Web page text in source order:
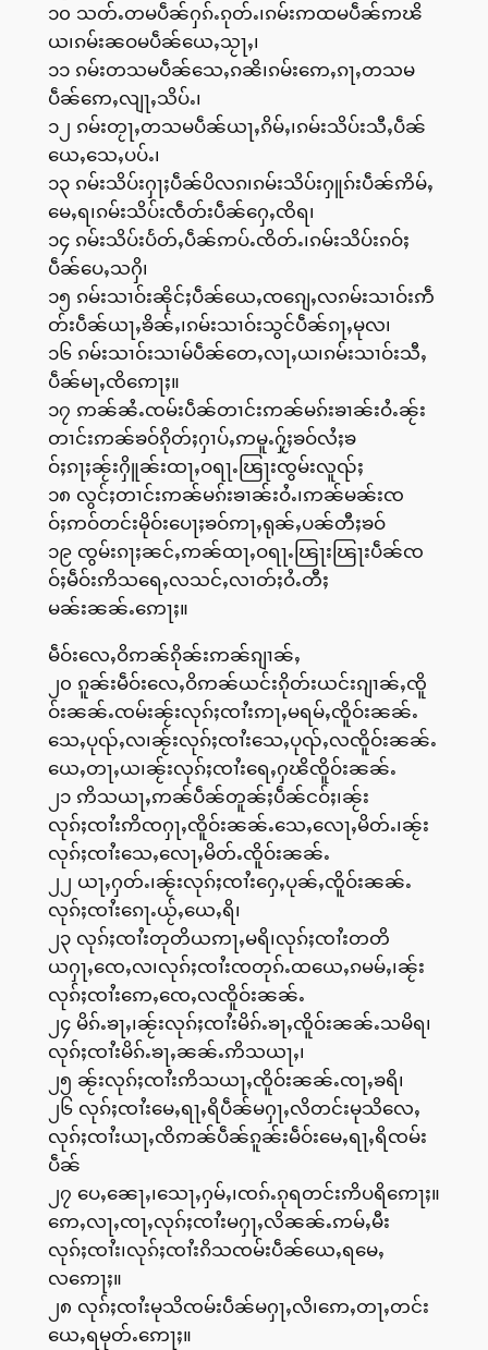
၁၀ သတ်ႉတမပဵၼ်ႁၵ်ႉၵုတ်ႉ၊ၵမ်းဢထမပဵၼ်ဢၽိ
ယ၊ၵမ်းၼဝမပဵၼ်ယေႇသႂႃႇ၊
၁၁ ၵမ်းတသမပဵၼ်သေႇၵၼိ၊ၵမ်းဢေႇၵႃႇတသမ
ပဵၼ်ဢေႇလျႃႇသိပ်ႉ၊
၁၂ ၵမ်းတႂႃႇတသမပဵၼ်ယႃႇၵိမ်ႇ၊ၵမ်းသိပ်းသီႇပဵၼ်
ယေႇသေႇပပ်ႉ၊
၁၃ ၵမ်းသိပ်းႁႃႈပဵၼ်ပိလၵ၊ၵမ်းသိပ်းႁူၵ်းပဵၼ်ဢိမ်ႇ
မေႇရ၊ၵမ်းသိပ်းၸဵတ်းပဵၼ်ႁေႇၸိရ၊
၁၄ ၵမ်းသိပ်းပႅတ်ႇပဵၼ်ဢပ်ႉၸိတ်ႉ၊ၵမ်းသိပ်းၵဝ်ႈ
ပဵၼ်ပေႇသႁိ၊
၁၅ ၵမ်းသၢဝ်းၼိုင်ႈပဵၼ်ယေႇၸၵျေႇလၵမ်းသၢဝ်းဢဵ
တ်းပဵၼ်ယႃႇၶိၼ်ႇ၊ၵမ်းသၢဝ်းသွင်ပဵၼ်ၵႃႇမုလ၊
၁၆ ၵမ်းသၢဝ်းသၢမ်ပဵၼ်တေႇလႃႇယ၊ၵမ်းသၢဝ်းသီႇ
ပဵၼ်မႃႇၸိဢေႃႈ။
၁၇ ဢၼ်ၼႆႉၸမ်းပဵၼ်တၢင်းဢၼ်မၵ်းၶၢၼ်းဝႆႉၼႂ်း
တၢင်းဢၼ်ၶဝ်ၵိုတ်ႈႁၢပ်ႇဢမူႉႁႂ်ႈၶဝ်လႆႈၶ
ဝ်ႈၵႃႈၼႂ်းႁိူၼ်းထႃႇဝရႃႉၽြႃးၸွမ်းလူၺ်ႈ
၁၈ လွင်ႈတၢင်းဢၼ်မၵ်းၶၢၼ်းဝႆႉ၊ဢၼ်မၼ်းၸ
ဝ်ႈဢဝ်တင်းမိုဝ်းပေႃႈၶဝ်ဢႃႇရုၼ်ႇပၼ်တီႈၶဝ်
၁၉ ၸွမ်းၵႃႈၼင်ႇဢၼ်ထႃႇဝရႃႉၽြႃးၽြႃးပဵၼ်ၸ
ဝ်ႈမဵဝ်းဢိသရေႇလသင်ႇလၢတ်ႈဝႆႉတီႈ
မၼ်းၼၼ်ႉဢေႃႈ။
မဵဝ်းလေႇဝိဢၼ်ၵိုၼ်းဢၼ်ၵျၢၼ်ႇ
၂၀ ၵူၼ်းမဵဝ်းလေႇဝိဢၼ်ယင်းၵိုတ်းယင်းၵျၢၼ်ႇၸိူ
ဝ်းၼၼ်ႉၸမ်းၼႂ်းလုၵ်ႈၸၢႆးဢႃႇမရမ်ႇၸိူဝ်းၼၼ်ႉ
သေႇပုၺ်ႇလ၊ၼႂ်းလုၵ်ႈၸၢႆးသေႇပုၺ်ႇလၸိူဝ်းၼၼ်ႉ
ယေႇတႃႇယ၊ၼႂ်းလုၵ်ႈၸၢႆးရေႇႁၽိၸိူဝ်းၼၼ်ႉ
၂၁ ဢိသယႃႇဢၼ်ပဵၼ်တူၼ်ႈပဵၼ်ငဝ်ႈ၊ၼႂ်း
လုၵ်ႈၸၢႆးဢိၸႁႃႇၸိူဝ်းၼၼ်ႉသေႇလေႃႇမိတ်ႉ၊ၼႂ်း
လုၵ်ႈၸၢႆးသေႇလေႃႇမိတ်ႉၸိူဝ်းၼၼ်ႉ
၂၂ ယႃႇႁတ်ႉ၊ၼႂ်းလုၵ်ႈၸၢႆးႁေႇပုၼ်ႇၸိူဝ်းၼၼ်ႉ
လုၵ်ႈၸၢႆးၵေႃႉယႂ်ႇယေႇရိ၊
၂၃ လုၵ်ႈၸၢႆးတုတိယဢႃႇမရိ၊လုၵ်ႈၸၢႆးတတိ
ယႁႃႇၸေႇလ၊လုၵ်ႈၸၢႆးၸတုၵ်ႉထယေႇၵမမ်ႇ၊ၼႂ်း
လုၵ်ႈၸၢႆးဢေႇၸေႇလၸိူဝ်းၼၼ်ႉ
၂၄ မိၵ်ႉၶႃႇ၊ၼႂ်းလုၵ်ႈၸၢႆးမိၵ်ႉၶႃႇၸိူဝ်းၼၼ်ႉသမိရ၊
လုၵ်ႈၸၢႆးမိၵ်ႉၶႃႇၼၼ်ႉဢိသယႃႇ၊
၂၅ ၼႂ်းလုၵ်ႈၸၢႆးဢိသယႃႇၸိူဝ်းၼၼ်ႉၸႃႇၶရိ၊
၂၆ လုၵ်ႈၸၢႆးမေႇရႃႇရိပဵၼ်မႁႃႇလိတင်းမုသိလေႇ
လုၵ်ႈၸၢႆးယႃႇၸိဢၼ်ပဵၼ်ၵူၼ်းမဵဝ်းမေႇရႃႇရိၸမ်း
ပဵၼ်
၂၇ ပေႇၼေႃႇ၊သေႃႇႁမ်ႇ၊ၸၵ်ႉၵုရတင်းဢိပရိဢေႃႈ။
ဢေႇလႃႇၸႃႇလုၵ်ႈၸၢႆးမႁႃႇလိၼၼ်ႉဢမ်ႇမီး
လုၵ်ႈၸၢႆး၊လုၵ်ႈၸၢႆးၵိသၸမ်းပဵၼ်ယေႇရမေႇ
လဢေႃႈ။
၂၈ လုၵ်ႈၸၢႆးမုသိၸမ်းပဵၼ်မႁႃႇလိ၊ဢေႇတႃႇတင်း
ယေႇရမုတ်ႉဢေႃႈ။